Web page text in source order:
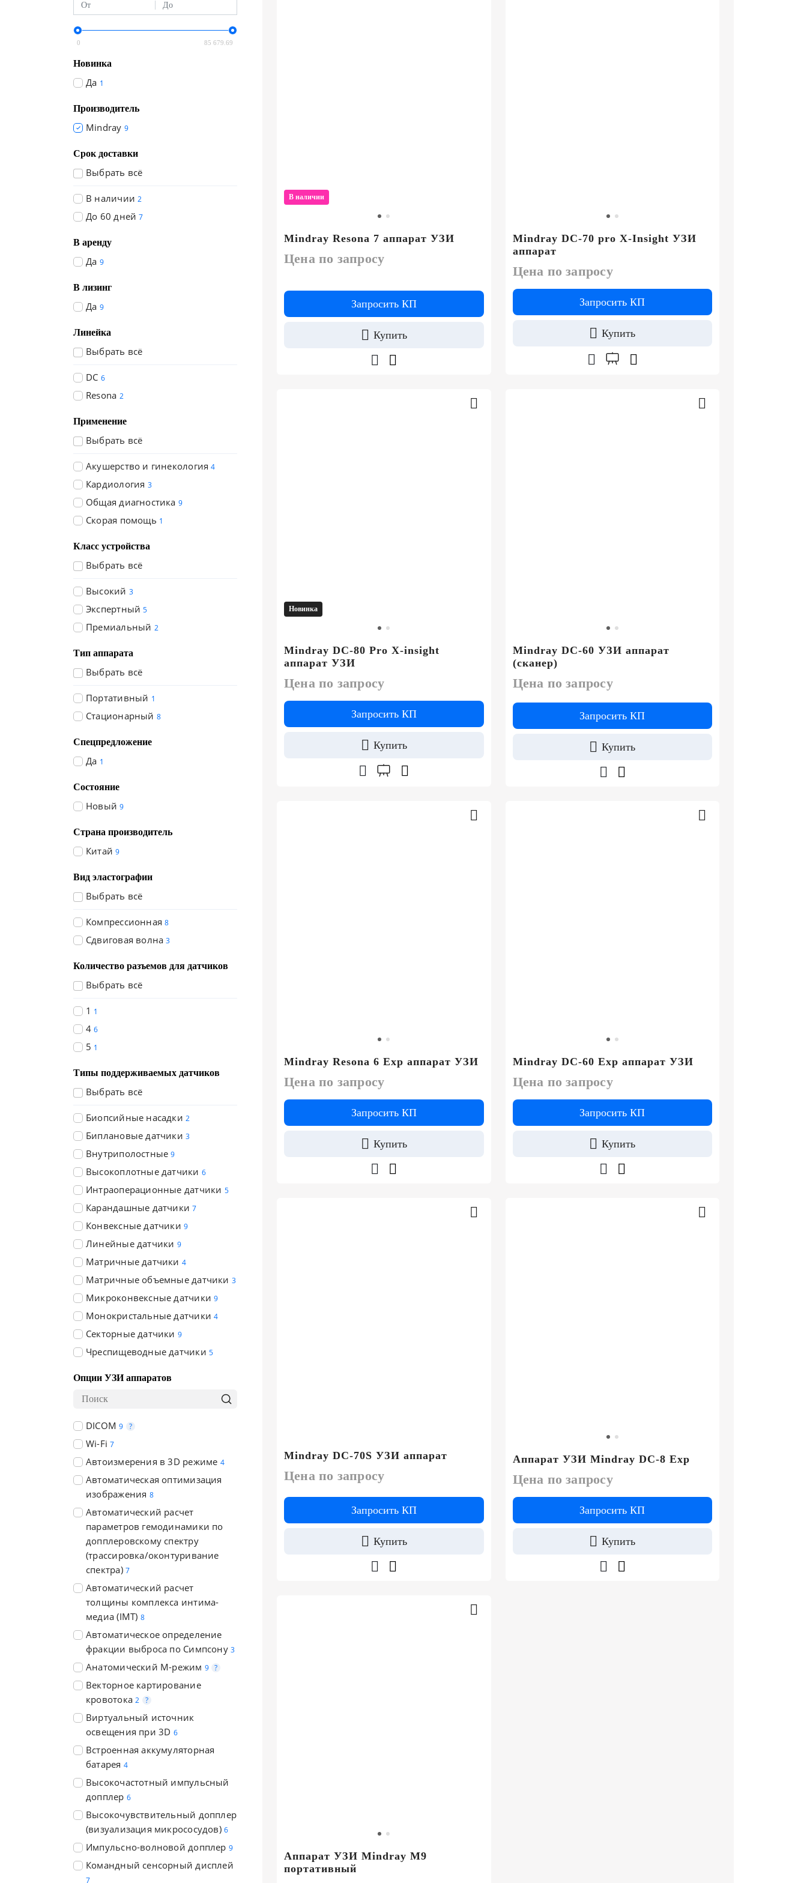
+7 (727) 310-70-51
CN
0 85 679.69
Новинка
Да 1
Производитель
Mindray 9
Срок доставки
Выбрать всё
В наличии 2
До 60 дней 7
В аренду
Да 9
В лизинг
Да 9
Линейка
Выбрать всё
DC 6
Resona 2
Применение
Выбрать всё
Акушерство и гинекология 4
Кардиология 3
Общая диагностика 9
Скорая помощь 1
Класс устройства
Выбрать всё
Высокий 3
Экспертный 5
Премиальный 2
Тип аппарата
Выбрать всё
Портативный 1
Стационарный 8
Спецпредложение
Да 1
Состояние
Новый 9
Страна производитель
Китай 9
Вид эластографии
Выбрать всё
Компрессионная 8
Сдвиговая волна 3
Количество разъемов для датчиков
Выбрать всё
1 1
4 6
5 1
Типы поддерживаемых датчиков
Выбрать всё
Биопсийные насадки 2
Биплановые датчики 3
Внутриполостные9
Высокоплотные датчики 6
Интраоперационные датчики 5
Карандашные датчики 7
Конвексные датчики 9
Линейные датчики 9
Матричные датчики 4
Матричные объемные датчики 3
Микроконвексные датчики 9
Монокристальные датчики4
Секторные датчики 9
Чреспищеводные датчики 5
Опции УЗИ аппаратов
DICOM 9 ?
Wi-Fi 7
Автоизмерения в 3D режиме 4
Автоматическая оптимизация
изображения 8
Автоматический расчет
параметров гемодинамики по
допплеровскому спектру
(трассировка/оконтуривание
спектра) 7
Автоматический расчет
толщины комплекса интима-
медиа (IMT) 8
Автоматическое определение
фракции выброса по Симпсону 3
Анатомический М-режим 9 ?
Векторное картирование
кровотока 2 ?
Виртуальный источник
освещения при 3D 6
Встроенная аккумуляторная
батарея 4
Высокочастотный импульсный
допплер 6
Высокочувствительный допплер
(визуализация микрососудов) 6
Импульсно-волновой допплер 9
Командный сенсорный дисплей
7
В наличии
Mindray Resona 7 аппарат УЗИ
Цена по запросу
Запросить КП
Купить
Mindray DC-70 pro X-Insight УЗИ
аппарат
Цена по запросу
Запросить КП
Купить
Новинка
Mindray DC-80 Pro X-insight
аппарат УЗИ
Цена по запросу
Запросить КП
Купить
Mindray DC-60 УЗИ аппарат
(сканер)
Цена по запросу
Запросить КП
Купить
Mindray Resona 6 Exp аппарат УЗИ
Цена по запросу
Запросить КП
Купить
Mindray DC-60 Exp аппарат УЗИ
Цена по запросу
Запросить КП
Купить
Mindray DC-70S УЗИ аппарат
Цена по запросу
Запросить КП
Купить
Аппарат УЗИ Mindray DC-8 Exp
Цена по запросу
Запросить КП
Купить
Аппарат УЗИ Mindray M9
портативный